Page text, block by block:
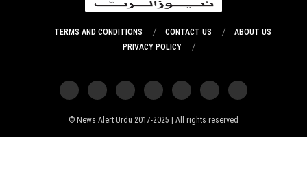
ABOUT US
CONTACT US
TERMS AND CONDITIONS
PRIVACY POLICY
News Alert Urdu 2017-2025 | All rights reserved ©